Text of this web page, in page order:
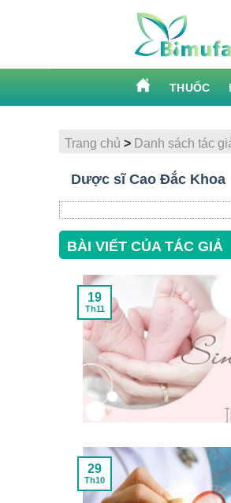
THUỐC
Trang chủ > Danh sách tác
Dược sĩ Cao Đắc Khoa
BÀI VIẾT CỦA TÁC GIẢ
19
Th11
29
Th10